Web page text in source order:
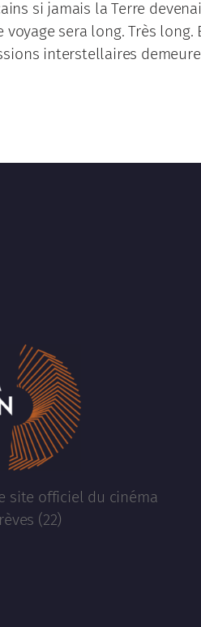
si jamais la Terre
sera long. Très long.
interstellaires demeure
site officiel du cinéma
(22)